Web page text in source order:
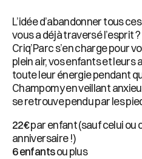
L’idée d’abandonner tous
vous a déjà traversé l’esprit
Criq’Parc s’en charge pour
plein air, vos enfants et leurs
toute leur énergie pendant
Champomy en veillant
se retrouve pendu par les
22€par enfant (sauf celui ou
anniversaire !)
6 enfantsou plus